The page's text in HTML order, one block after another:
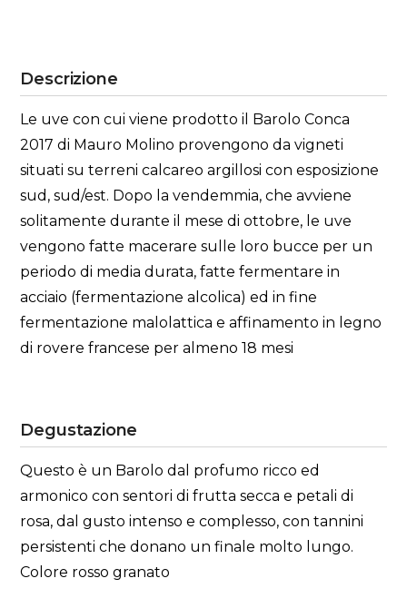
Descrizione
Le uve con cui viene prodotto il Barolo Conca
2017 di Mauro Molino provengono da vigneti
situati su terreni calcareo argillosi con esposizione
sud, sud/est. Dopo la vendemmia, che avviene
solitamente durante il mese di ottobre, le uve
vengono fatte macerare sulle loro bucce per un
periodo di media durata, fatte fermentare in
acciaio (fermentazione alcolica) ed in fine
fermentazione malolattica e affinamento in legno
di rovere francese per almeno 18 mesi
Degustazione
Questo è un Barolo dal profumo ricco ed
armonico con sentori di frutta secca e petali di
rosa, dal gusto intenso e complesso, con tannini
persistenti che donano un finale molto lungo.
Colore rosso granato